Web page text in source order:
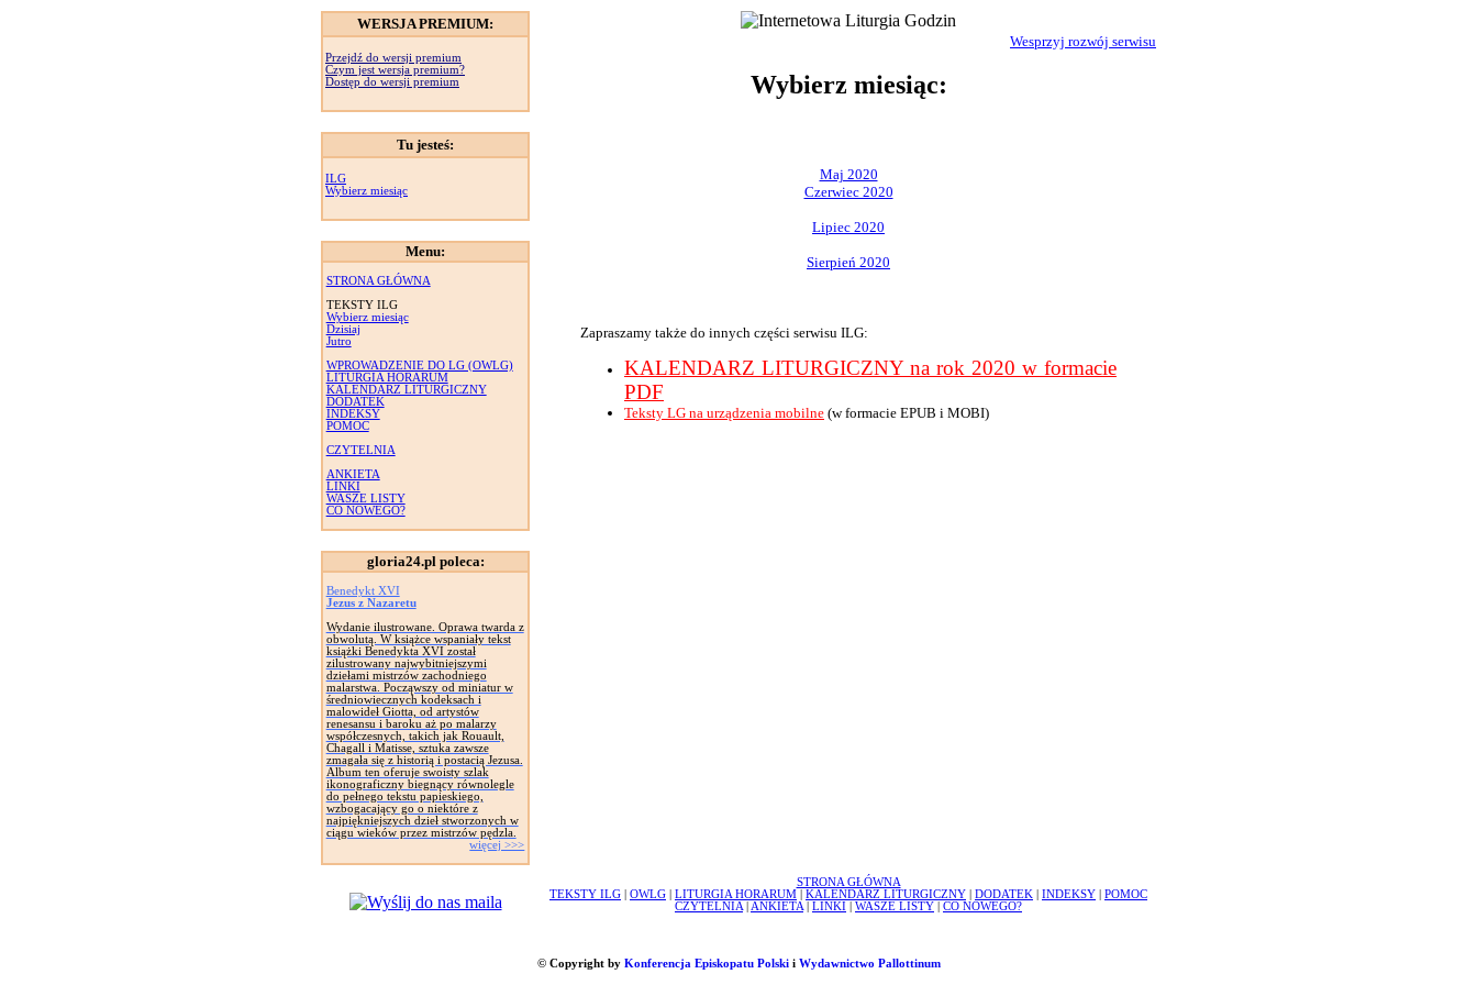
WERSJA PREMIUM:
Przejdź do wersji premium
Czym jest wersja premium?
Dostęp do wersji premium
Tu jesteś:
ILG
Wybierz miesiąc
Menu:
STRONA GŁÓWNA
TEKSTY ILG
Wybierz miesiąc
Dzisiaj
Jutro
WPROWADZENIE DO LG (OWLG)
LITURGIA HORARUM
KALENDARZ LITURGICZNY
DODATEK
INDEKSY
POMOC
CZYTELNIA
ANKIETA
LINKI
WASZE LISTY
CO NOWEGO?
gloria24.pl poleca:
Benedykt XVI
Jezus z Nazaretu
Wydanie ilustrowane. Oprawa twarda z
obwolutą. W książce wspaniały tekst
książki Benedykta XVI został
zilustrowany najwybitniejszymi
dziełami mistrzów zachodniego
malarstwa. Począwszy od miniatur w
średniowiecznych kodeksach i
malowideł Giotta, od artystów
renesansu i baroku aż po malarzy
współczesnych, takich jak Rouault,
Chagall i Matisse, sztuka zawsze
zmagała się z historią i postacią Jezusa.
Album ten oferuje swoisty szlak
ikonograficzny biegnący równolegle
do pełnego tekstu papieskiego,
wzbogacający go o niektóre z
najpiękniejszych dzieł stworzonych w
ciągu wieków przez mistrzów pędzla.
więcej >>>
Wesprzyj rozwój serwisu
Wybierz miesiąc:
Maj 2020
Czerwiec 2020
Lipiec 2020
Sierpień 2020
Zapraszamy także do innych części serwisu ILG:
KALENDARZ LITURGICZNY na rok 2020 w formacie
PDF
Teksty LG na urządzenia mobilne (w formacie EPUB i MOBI)
STRONA GŁÓWNA
TEKSTY ILG
OWLG LITURGIA HORARUM KALENDARZ LITURGICZNY DODATEK INDEKSY
POMOC
CZYTELNIA
ANKIETA LINKI WASZE LISTY CO NOWEGO?
© Copyright by Konferencja Episkopatu Polskii Wydawnictwo Pallottinum